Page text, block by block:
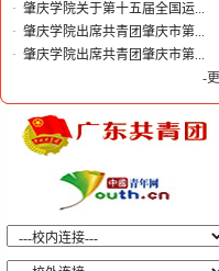
· 肇庆学院关于第十五届全国运...
· 肇庆学院出席共青团肇庆市第...
· 肇庆学院出席共青团肇庆市第...
-